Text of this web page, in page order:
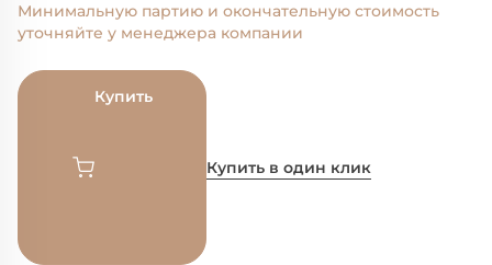
Минимальную партию и окончательную стоимость
уточняйте у менеджера компании
Купить
Купить в один клик